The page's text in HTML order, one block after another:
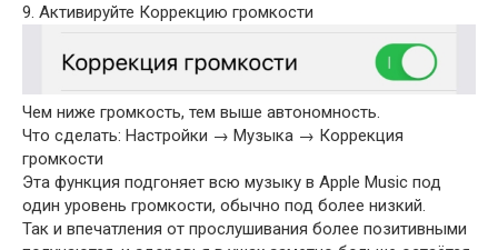
9. Активируйте Коррекцию громкости
Чем ниже громкость, тем выше автономность.
Что сделать: Настройки → Музыка → Коррекция
громкости
Эта функция подгоняет всю музыку в Apple Music под
один уровень громкости, обычно под более низкий.
Так и впечатления от прослушивания более позитивными